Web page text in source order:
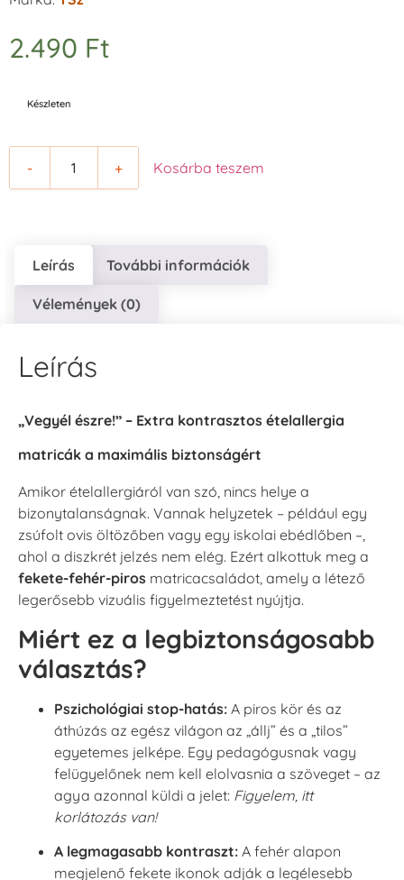
2.490 Ft
Készleten
- + Kosárba teszem
Leírás További információk
Vélemények (0)
Leírás
„Vegyél észre!” – Extra kontrasztos ételallergia
matricák a maximális biztonságért
Amikor ételallergiáról van szó, nincs helye a
bizonytalanságnak. Vannak helyzetek – például egy
zsúfolt ovis öltözőben vagy egy iskolai ebédlőben –,
ahol a diszkrét jelzés nem elég. Ezért alkottuk meg a
fekete-fehér-piros matricacsaládot, amely a létező
legerősebb vizuális figyelmeztetést nyújtja.
Miért ez a legbiztonságosabb
választás?
Pszichológiai stop-hatás: A piros kör és az
áthúzás az egész világon az „állj” és a „tilos”
egyetemes jelképe. Egy pedagógusnak vagy
felügyelőnek nem kell elolvasnia a szöveget – az
agya azonnal küldi a jelet: Figyelem, itt
korlátozás van!
A legmagasabb kontraszt: A fehér alapon
megjelenő fekete ikonok adják a legélesebb